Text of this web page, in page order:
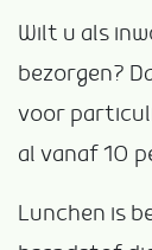
Wilt u als
bezorgen?
voor
al vanaf 10
Lunchen is